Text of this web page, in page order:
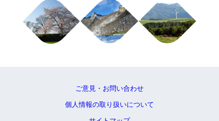
ご意見・お問い合わせ
個人情報の取り扱いについて